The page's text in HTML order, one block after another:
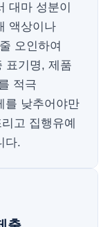
대마 성분이
액상이나
오인하여
표기명, 제품
적극
를 낮추어야만
고 집행유예
다.